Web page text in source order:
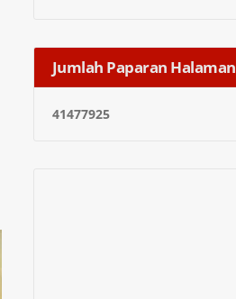
Jumlah Paparan Halaman
41477925